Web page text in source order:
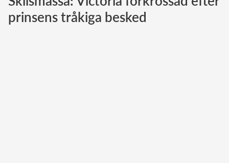
Norska kungahuset
prinsens tråkiga besked